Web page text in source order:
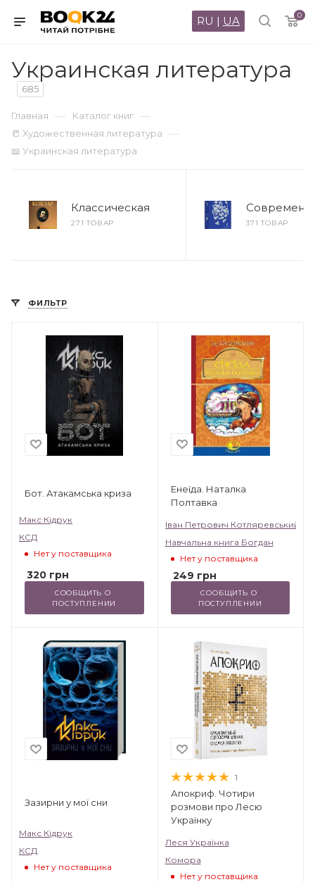
0
RU | UA
Украинская литература
685
Главная — Каталог книг —
📒 Художественная литература —
📖 Украинская литература
Классическая
271 ТОВАР 371 ТОВАР
ФИЛЬТР
Бот. Атакамська криза
Макс Кідрук
КСД
Нет у поставщика
320 грн
СООБЩИТЬ О
ПОСТУПЛЕНИИ
Енеїда. Наталка
Полтавка
Іван Петрович Котляревський
Навчальна книга Богдан
Нет у поставщика
249 грн
СООБЩИТЬ О
ПОСТУПЛЕНИИ
Зазирни у мої сни
Макс Кідрук
КСД
Нет у поставщика
1
Апокриф. Чотири
розмови про Лесю
Українку
Леся Українка
Комора
Нет у поставщика